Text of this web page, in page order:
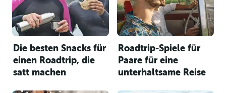
Die besten Snacks für
einen Roadtrip, die
satt machen
Roadtrip-Spiele für
Paare für eine
unterhaltsame Reise